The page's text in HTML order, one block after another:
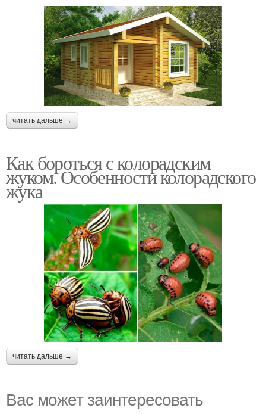
читать дальше →
Как бороться с колорадским
жуком. Особенности колорадского
жука
читать дальше →
Вас может заинтересовать